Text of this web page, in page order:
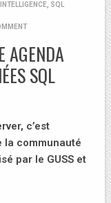
SQL
AGENDA
SQL
c’est
la communauté
par le GUSS et